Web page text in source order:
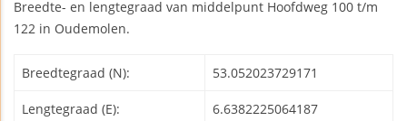
Breedte- en lengtegraad van middelpunt Hoofdweg 100 t/m
122 in Oudemolen.
Breedtegraad (N): 53.052023729171
Lengtegraad (E): 6.6382225064187